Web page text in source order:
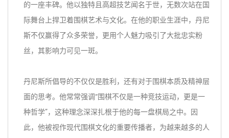
的一座丰碑。他以独特且高超技艺闻名于世，无数次站在国
际舞台上捍卫着围棋艺术与文化。在他的职业生涯中，丹尼
斯不仅赢得了众多荣誉，更用个人魅力吸引了大批忠实粉
丝，其影响力可见一斑。
丹尼斯所倡导的不仅仅是胜利，还有对于围棋本质及精神层
面的思考。他常常强调“围棋不仅是一种竞技运动，更是一
种哲学”，这种理念深深扎根于他的每一盘棋局之中。因
此，他被视作现代围棋文化的重要传播者，为越来越多的人